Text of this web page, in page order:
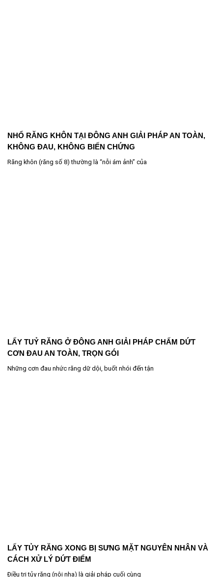
NHỔ RĂNG KHÔN TẠI ĐÔNG ANH GIẢI PHÁP AN TOÀN,
KHÔNG ĐAU, KHÔNG BIẾN CHỨNG
Răng khôn (răng số 8) thường là “nỗi ám ảnh” của
LẤY TUỶ RĂNG Ở ĐÔNG ANH GIẢI PHÁP CHẤM DỨT
CƠN ĐAU AN TOÀN, TRỌN GÓI
Những cơn đau nhức răng dữ dội, buốt nhói đến tận
LẤY TỦY RĂNG XONG BỊ SƯNG MẶT NGUYÊN NHÂN VÀ
CÁCH XỬ LÝ DỨT ĐIỂM
Điều trị tủy răng (nội nha) là giải pháp cuối cùng